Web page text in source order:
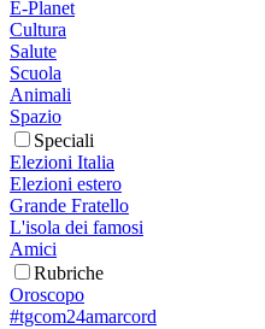
E-Planet
Cultura
Salute
Scuola
Animali
Spazio
Speciali
Elezioni Italia
Elezioni estero
Grande Fratello
L'isola dei famosi
Amici
Rubriche
Oroscopo
#tgcom24amarcord